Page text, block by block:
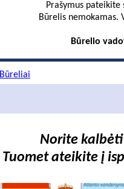
Prašymus pateikite
Būrelis nemokamas.
Būrelio
Būreliai
Norite
Tuomet ateikite į